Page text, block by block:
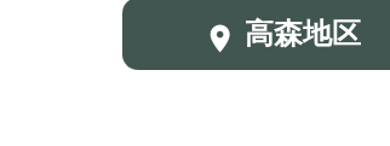
高森地区